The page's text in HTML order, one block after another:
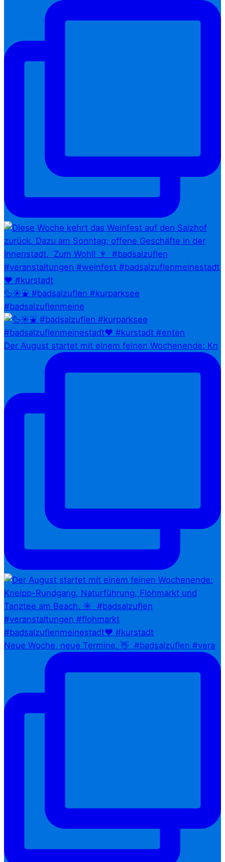
🦆☀️⛲ #badsalzuflen #kurparksee
#badsalzuflenmeine
Der August startet mit einem feinen Wochenende: Kn
Neue Woche, neue Termine. 👋⁠ ⁠ #badsalzuflen #vera